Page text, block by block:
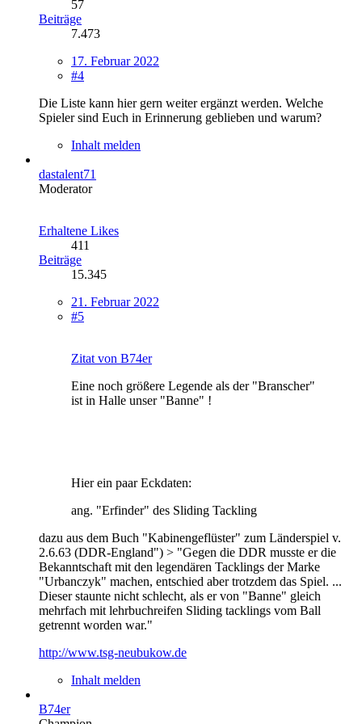
57
Beiträge
7.473
17. Februar 2022
#4
Die Liste kann hier gern weiter ergänzt werden. Welche
Spieler sind Euch in Erinnerung geblieben und warum?
Inhalt melden
dastalent71
Moderator
Erhaltene Likes
411
Beiträge
15.345
21. Februar 2022
#5
Zitat von B74er
Eine noch größere Legende als der "Branscher"
ist in Halle unser "Banne" !
Hier ein paar Eckdaten:
ang. "Erfinder" des Sliding Tackling
dazu aus dem Buch "Kabinengeflüster" zum Länderspiel v.
2.6.63 (DDR-England") > "Gegen die DDR musste er die
Bekanntschaft mit den legendären Tacklings der Marke
"Urbanczyk" machen, entschied aber trotzdem das Spiel. ...
Dieser staunte nicht schlecht, als er von "Banne" gleich
mehrfach mit lehrbuchreifen Sliding tacklings vom Ball
getrennt worden war."
http://www.tsg-neubukow.de
Inhalt melden
B74er